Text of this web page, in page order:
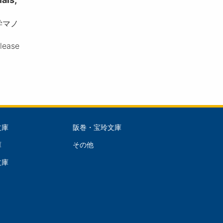
ノ
庫
庫
文
庫
阪巻・宝玲文庫
その他